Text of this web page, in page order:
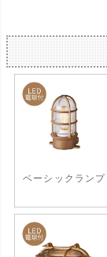
ベーシックランプ